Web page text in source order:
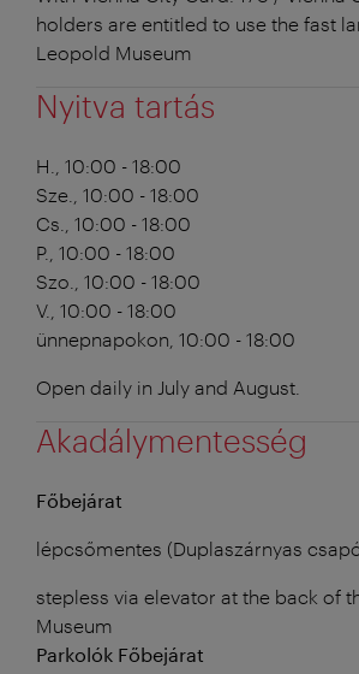
holders are entitled to use the fast
Leopold Museum
Nyitva tartás
H., 10:00 - 18:00
Sze., 10:00 - 18:00
Cs., 10:00 - 18:00
P., 10:00 - 18:00
Szo., 10:00 - 18:00
V., 10:00 - 18:00
ünnepnapokon, 10:00 - 18:00
Open daily in July and August.
Akadálymentesség
Főbejárat
lépcsőmentes (Duplaszárnyas
stepless via elevator at the back of
Museum
Parkolók Főbejárat